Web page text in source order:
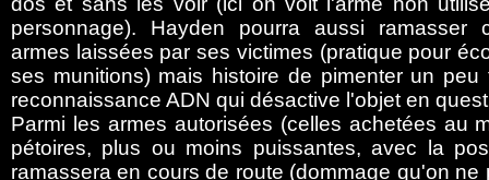
personnage). Hayden pourra aussi ramasser
armes laissées par ses victimes (pratique pour
ses munitions) mais histoire de pimenter un
reconnaissance ADN qui désactive l'objet en
Parmi les armes autorisées (celles achetées au
pétoires, plus ou moins puissantes, avec la
ramassera en cours de route (dommage qu'on